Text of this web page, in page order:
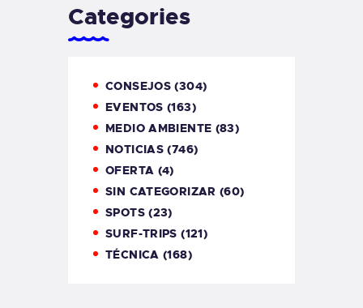
Categories
CONSEJOS (304)
EVENTOS (163)
MEDIO AMBIENTE (83)
NOTICIAS (746)
OFERTA (4)
SIN CATEGORIZAR (60)
SPOTS(23)
SURF-TRIPS (121)
TÉCNICA (168)